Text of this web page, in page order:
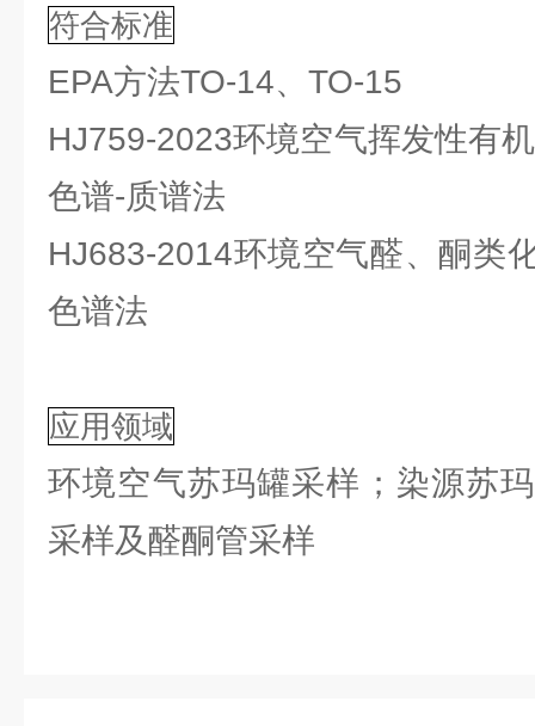
符合标准
EPA方法TO-14、TO-15
HJ759-2023环境空气挥发性有
色谱-质谱法
HJ683-2014环境空气醛、酮类
色谱法
应用领域
环境空气苏玛罐采样；染源苏
采样及醛酮管采样